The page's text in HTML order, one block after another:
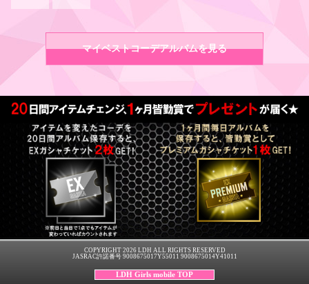
マイベストコーデアルバムを見る
COPYRIGHT 2026 LDH ALL RIGHTS RESERVED
JASRAC許諾番号 9008675017Y55011 9008675014Y41011
LDH Girls mobile TOP